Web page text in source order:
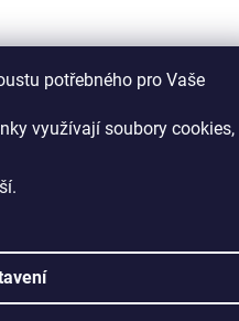
potřebného pro Vaše
využívají soubory cookies,